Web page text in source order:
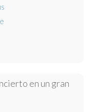
en un gran